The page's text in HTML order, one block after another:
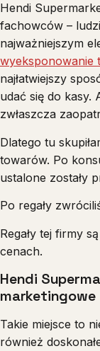
Hendi
fachowców –
najważniejszym
wyeksponowanie
najłatwiejszy
udać się do kasy.
zwłaszcza
Dlatego tu
towarów. Po
ustalone zostały
Po regały
Regały tej firmy
cenach.
Hendi
marketingowe
Takie miejsce to
również